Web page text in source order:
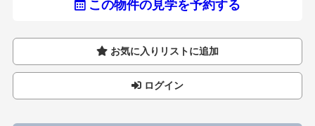
この物件の見学を予約する
お気に入りリストに追加
ログイン